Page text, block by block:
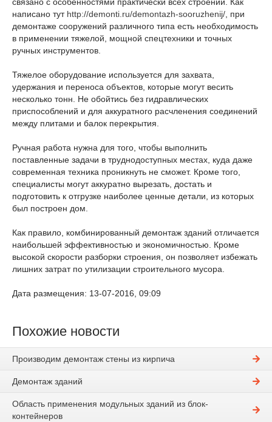
написано тут http://demonti.ru/demontazh-sooruzhenij/ , при
демонтаже сооружений различного типа есть необходимость
в применении тяжелой, мощной спецтехники и точных
ручных инструментов.
Тяжелое оборудование используется для захвата,
удержания и переноса объектов, которые могут весить
несколько тонн. Не обойтись без гидравлических
приспособлений и для аккуратного расчленения соединений
между плитами и балок перекрытия.
Ручная работа нужна для того, чтобы выполнить
поставленные задачи в труднодоступных местах, куда даже
современная техника проникнуть не сможет. Кроме того,
специалисты могут аккуратно вырезать, достать и
подготовить к отгрузке наиболее ценные детали, из которых
был построен дом.
Как правило, комбинированный демонтаж зданий отличается
наибольшей эффективностью и экономичностью. Кроме
высокой скорости разборки строения, он позволяет избежать
лишних затрат по утилизации строительного мусора.
Дата размещения: 13-07-2016, 09:09
Похожие новости
Производим демонтаж стены из кирпича
Демонтаж зданий
Область применения модульных зданий из блок-
контейнеров